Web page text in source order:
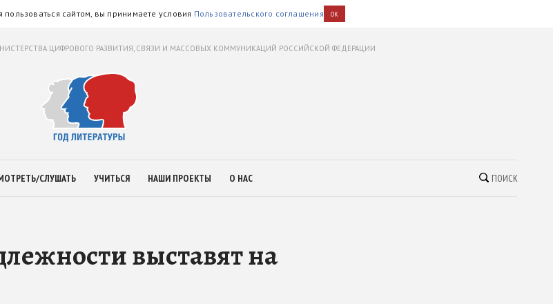
сайтом, вы принимаете условия Пользовательского соглашения OK
ЦИФРОВОГО РАЗВИТИЯ, СВЯЗИ И МАССОВЫХ КОММУНИКАЦИЙ РОССИЙСКОЙ ФЕДЕРАЦИИ
СЛУШАТЬ УЧИТЬСЯ НАШИ ПРОЕКТЫ О НАС ПОИСК
выставят на